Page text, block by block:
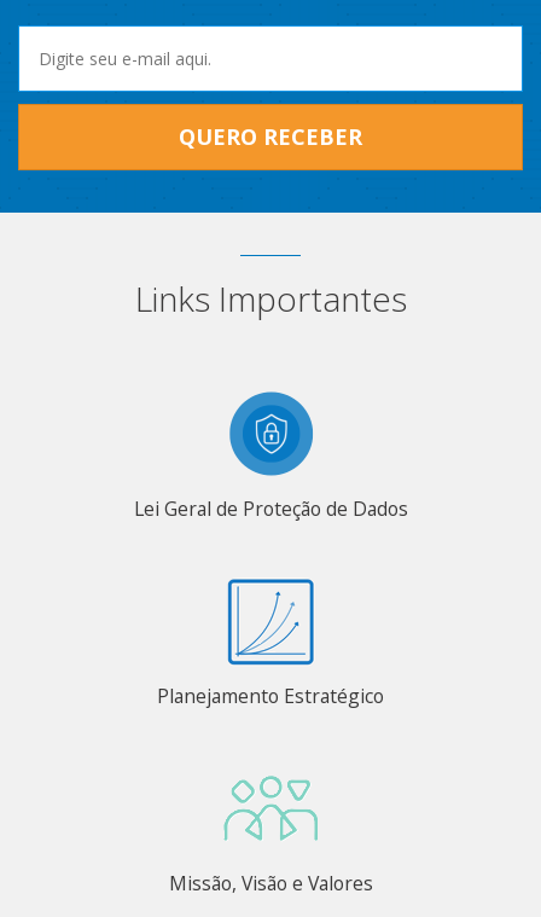
QUERO RECEBER
Links Importantes
Lei Geral de Proteção de Dados
Planejamento Estratégico
Missão, Visão e Valores